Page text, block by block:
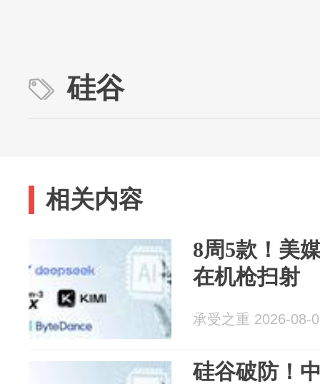
硅谷
相关内容
8周5款！美
在机枪扫射
承受之重 2026-08-
硅谷破防！